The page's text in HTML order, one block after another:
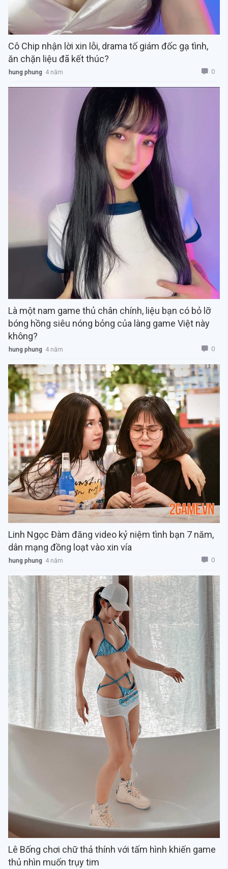
Cô Chip nhận lời xin lỗi, drama tố giám đốc gạ tình,
ăn chặn liệu đã kết thúc?
hung phung 4 năm 0
Là một nam game thủ chân chính, liệu bạn có bỏ lỡ
bóng hồng siêu nóng bỏng của làng game Việt này
không?
hung phung 4 năm 0
Linh Ngọc Đàm đăng video kỷ niệm tình bạn 7 năm,
dân mạng đồng loạt vào xin vía
hung phung 4 năm 0
Lê Bống chơi chữ thả thính với tấm hình khiến game
thủ nhìn muốn trụy tim